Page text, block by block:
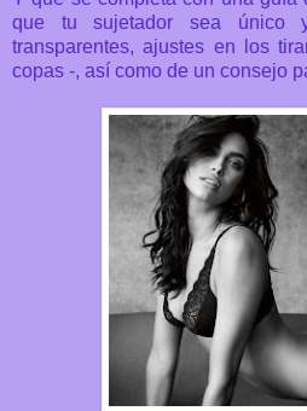
que tu sujetador sea único
transparentes, ajustes en los
copas -, así como de un consejo